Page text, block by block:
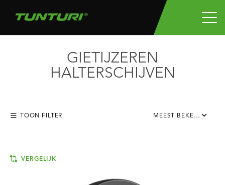
GIETIJZEREN
HALTERSCHIJVEN
TOON FILTER MEEST BEKEKEN
VERGELIJK